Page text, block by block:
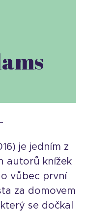
je jedním z
autorů knížek
vůbec první
za domovem
se dočkal